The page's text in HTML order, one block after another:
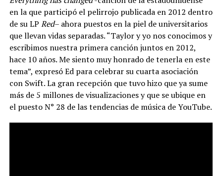
en la que participó el pelirrojo publicada en 2012 dentro
de su LP Red– ahora puestos en la piel de universitarios
que llevan vidas separadas. “Taylor y yo nos conocimos y
escribimos nuestra primera canción juntos en 2012,
hace 10 años. Me siento muy honrado de tenerla en este
tema”, expresó Ed para celebrar su cuarta asociación
con Swift. La gran recepción que tuvo hizo que ya sume
más de 5 millones de visualizaciones y que se ubique en
el puesto N° 28 de las tendencias de música de YouTube.